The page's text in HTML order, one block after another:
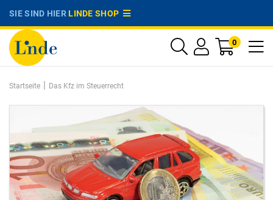
SIE SIND HIERLINDE SHOP
0
Startseite | Das Kfz im Steuerrecht